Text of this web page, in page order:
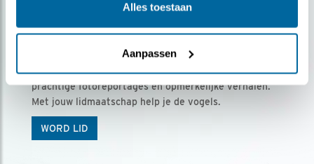
Alles toestaan
Aanpassen
Ontvang 5 x Vogels voor € 36,00 per jaar
Vogels is het tijdschrift voor onze leden, met
prachtige fotoreportages en opmerkelijke verhalen.
Met jouw lidmaatschap help je de vogels.
WORD LID